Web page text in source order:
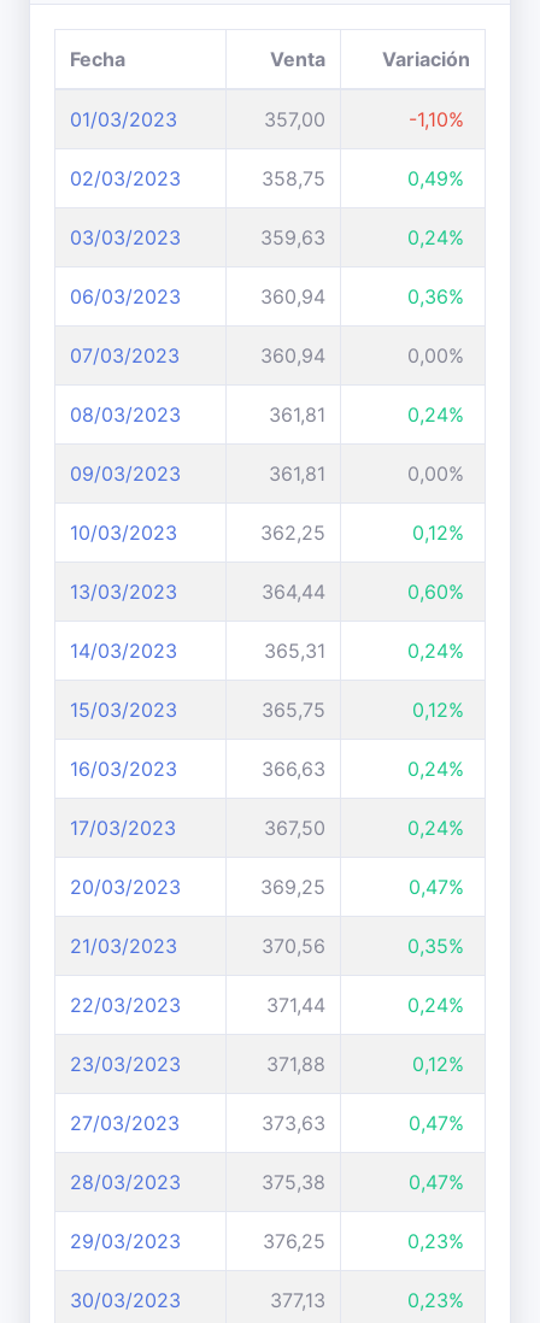
Fecha Venta Variación
01/03/2023 357,00 -1,10%
02/03/2023 358,75 0,49%
03/03/2023 359,63 0,24%
06/03/2023 360,94 0,36%
07/03/2023 360,94 0,00%
08/03/2023 361,81 0,24%
09/03/2023 361,81 0,00%
10/03/2023 362,25 0,12%
13/03/2023 364,44 0,60%
14/03/2023 365,31 0,24%
15/03/2023 365,75 0,12%
16/03/2023 366,63 0,24%
17/03/2023 367,50 0,24%
20/03/2023 369,25 0,47%
21/03/2023 370,56 0,35%
22/03/2023 371,44 0,24%
23/03/2023 371,88 0,12%
27/03/2023 373,63 0,47%
28/03/2023 375,38 0,47%
29/03/2023 376,25 0,23%
30/03/2023 377,13 0,23%